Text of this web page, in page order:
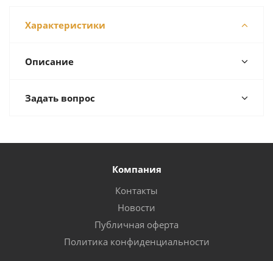
Характеристики
Описание
Задать вопрос
Компания
Контакты
Новости
Публичная оферта
Политика конфиденциальности